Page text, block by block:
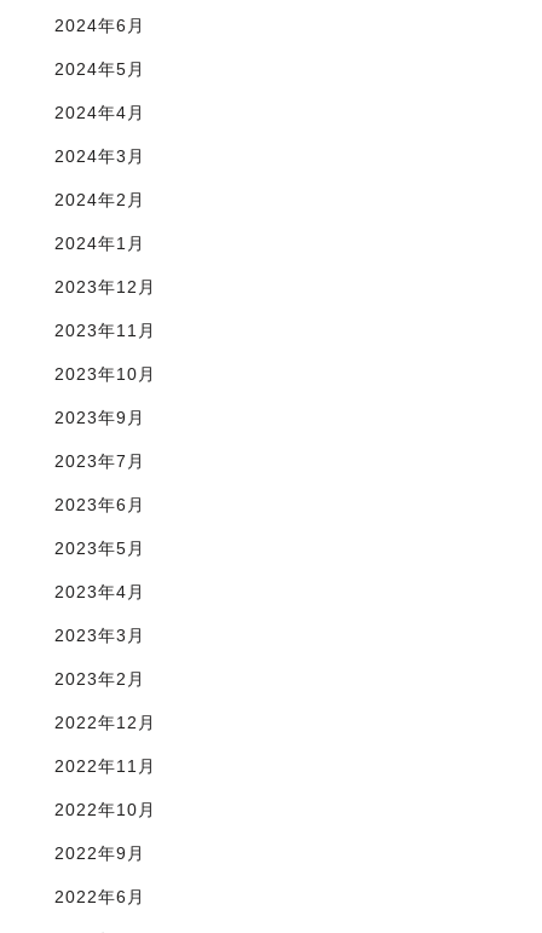
2024年6月
2024年5月
2024年4月
2024年3月
2024年2月
2024年1月
2023年12月
2023年11月
2023年10月
2023年9月
2023年7月
2023年6月
2023年5月
2023年4月
2023年3月
2023年2月
2022年12月
2022年11月
2022年10月
2022年9月
2022年6月